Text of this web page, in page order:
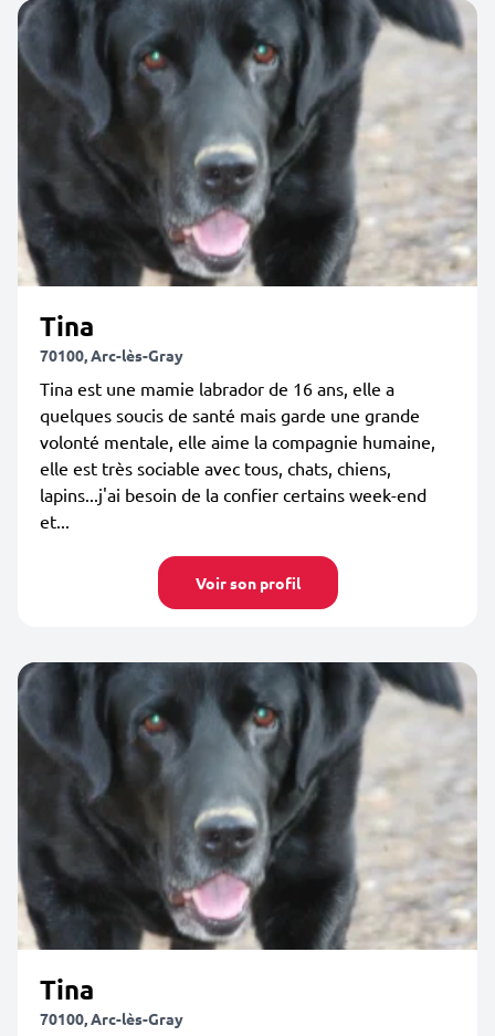
Tina
70100, Arc-lès-Gray
Tina est une mamie labrador de 16 ans, elle a
quelques soucis de santé mais garde une grande
volonté mentale, elle aime la compagnie humaine,
elle est très sociable avec tous, chats, chiens,
lapins...j'ai besoin de la confier certains week-end
et...
Voir son profil
Tina
70100, Arc-lès-Gray